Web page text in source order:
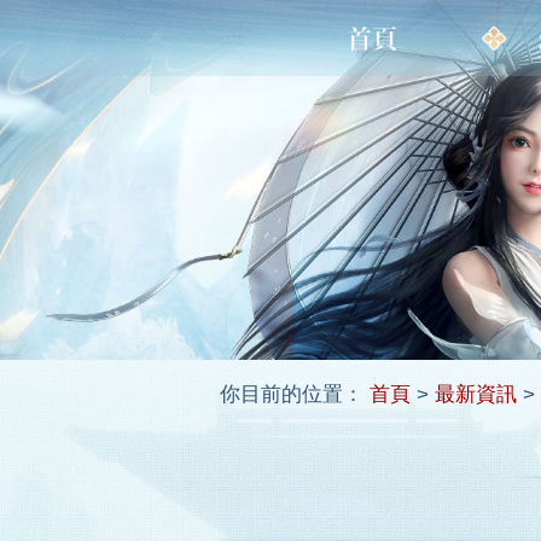
你目前的位置： 首頁 > 最新資訊 >